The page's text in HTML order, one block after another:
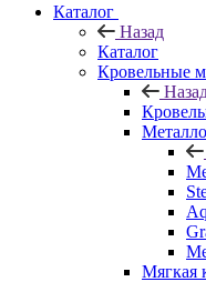
Каталог
Назад
Каталог
Кровельные
Мягкая